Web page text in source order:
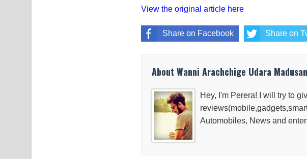
View the original article here
Share on Facebook Share on
About Wanni Arachchige Udara
Hey, I'm Perera! I will try to
Automobiles, News and